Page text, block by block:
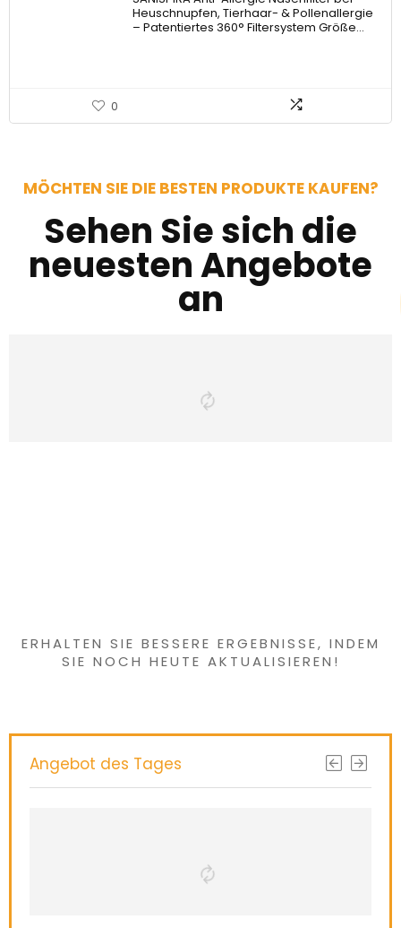
Heuschnupfen, Tierhaar- & Pollenallergie
– Patentiertes 360° Filtersystem Größe…
0
MÖCHTEN SIE DIE BESTEN PRODUKTE KAUFEN?
Sehen Sie sich die
neuesten Angebote
an
ERHALTEN SIE BESSERE ERGEBNISSE, INDEM
SIE NOCH HEUTE AKTUALISIEREN!
Angebot des Tages